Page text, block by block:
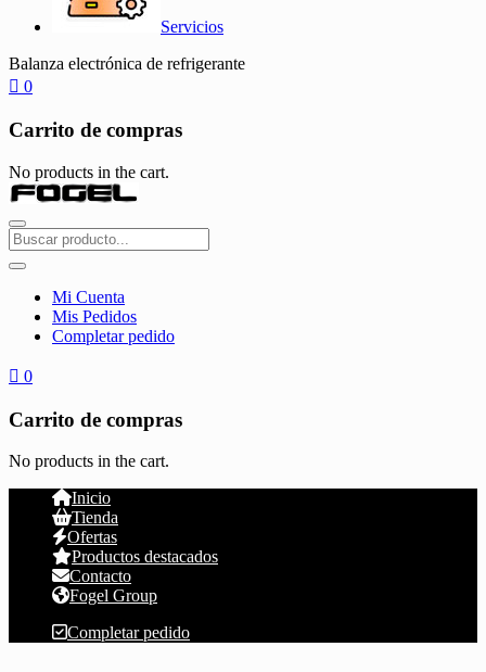
Servicios
Balanza electrónica de refrigerante
0
Carrito de compras
No products in the cart.
Mi Cuenta
Mis Pedidos
Completar pedido
0
Carrito de compras
No products in the cart.
Inicio
Tienda
Ofertas
Productos destacados
Contacto
Fogel Group
Completar pedido